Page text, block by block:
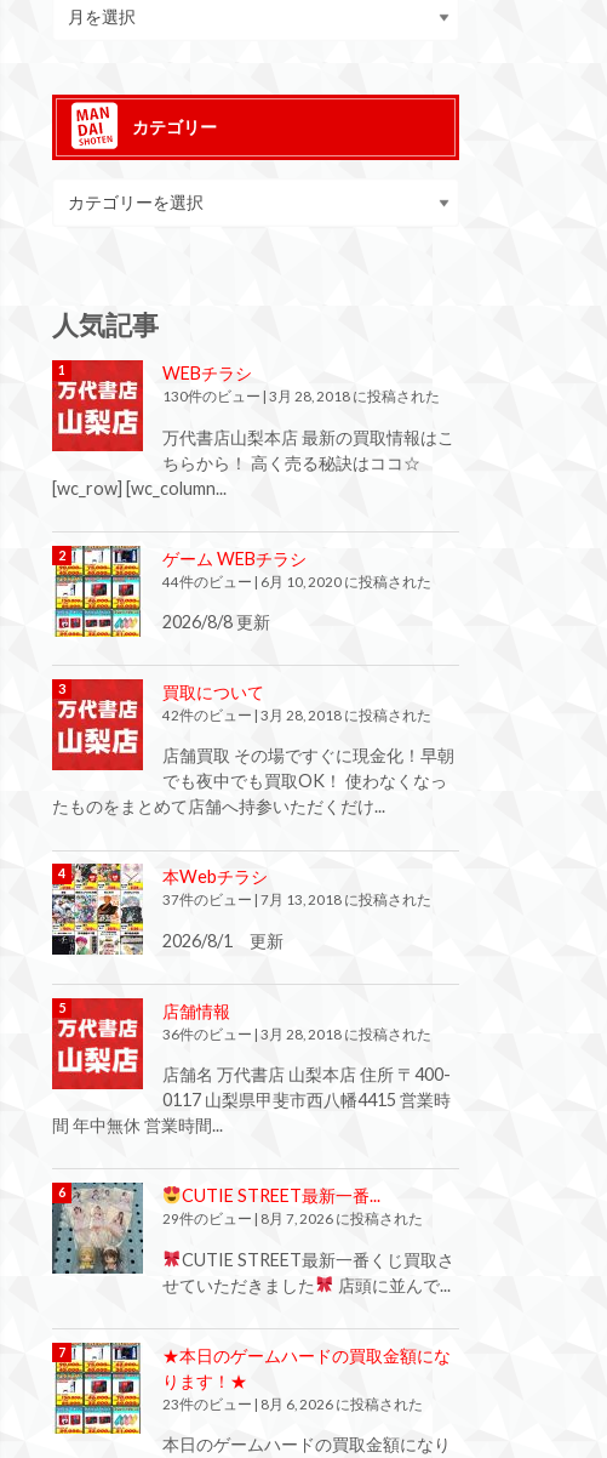
カテゴリー
人気記事
WEBチラシ
130件のビュー 3月 28, 2018 に投稿された
万代書店山梨本店 最新の買取情報はこ
ちらから！ 高く売る秘訣はココ☆
[wc_row] [wc_column...
ゲーム WEBチラシ
44件のビュー | 6月 10, 2020 に投稿された
2026/8/8 更新
買取について
42件のビュー 3月 28, 2018 に投稿された
店舗買取 その場ですぐに現金化！早朝
でも夜中でも買取OK！ 使わなくなっ
たものをまとめて店舗へ持参いただくだけ...
本Webチラシ
37件のビュー 7月 13, 2018 に投稿された
2026/8/1 更新
店舗情報
36件のビュー | 3月 28, 2018 に投稿された
店舗名 万代書店 山梨本店 住所 〒400-
0117 山梨県甲斐市西八幡4415 営業時
間 年中無休 営業時間...
CUTIE STREET最新一番...
29件のビュー 8月 7, 2026 に投稿された
CUTIE STREET最新一番くじ買取さ
せていただきました
店頭に並んで...
★本日のゲームハードの買取金額にな
ります！★
23件のビュー | 8月 6, 2026 に投稿された
本日のゲームハードの買取金額になり